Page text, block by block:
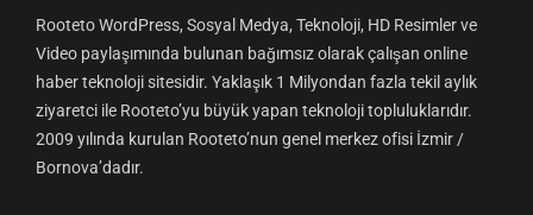
Rooteto WordPress, Sosyal Medya, Teknoloji, HD Resimler ve
Video paylaşımında bulunan bağımsız olarak çalışan online
haber teknoloji sitesidir. Yaklaşık 1 Milyondan fazla tekil aylık
ziyaretci ile Rooteto’yu büyük yapan teknoloji topluluklarıdır.
2009 yılında kurulan Rooteto’nun genel merkez ofisi İzmir /
Bornova’dadır.